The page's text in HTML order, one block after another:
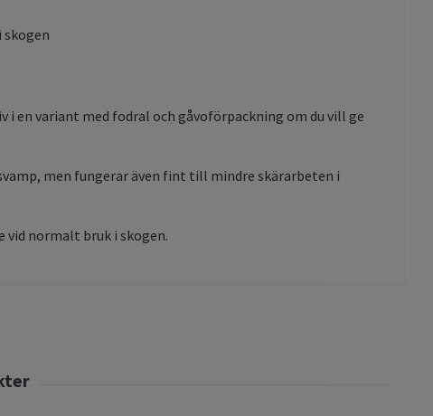
skogen
i en variant med fodral och gåvoförpackning om du vill ge
men fungerar även fint till mindre skärarbeten i
normalt bruk i skogen.